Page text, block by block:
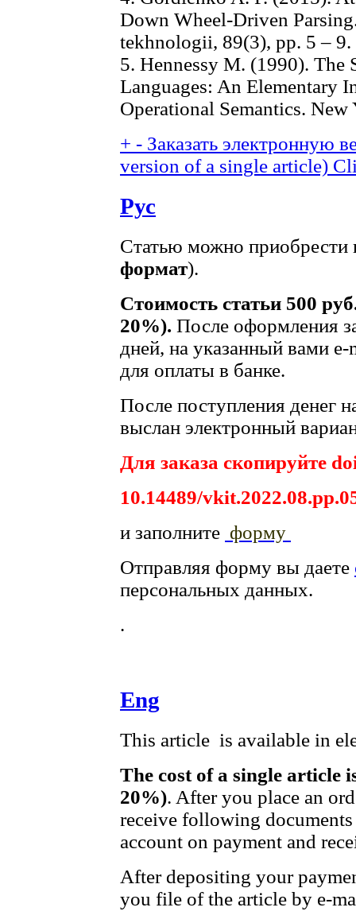
Down Wheel-Driven
tekhnologii, 89(3), pp. 5 –
5. Hennessy M. (1990). The
Languages: An Elementary
Operational Semantics.
+ - Заказать электронную
version of a single article)
Рус
Статью можно приобрести
формат).
Стоимость статьи 500
20%). После оформления
дней, на указанный вами
для оплаты в банке.
После поступления денег
выслан электронный
Для заказа скопируйте
10.14489/
и заполните форму
Отправляя форму вы даете
персональных данных.
.
Eng
This article is available in
The cost of a single article
20%). After you place an
receive following
account on payment and
After depositing your
you file of the article by e-